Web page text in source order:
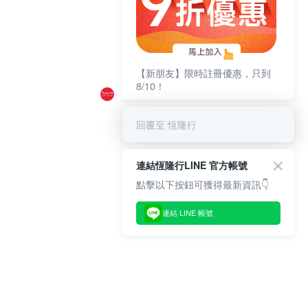
【新朋友】限時註冊優惠，只到
8/10！
回覆至 恆隆行
連結恆隆行LINE 官方帳號
點擊以下按鈕可獲得最新資訊👇
連結 LINE 帳號